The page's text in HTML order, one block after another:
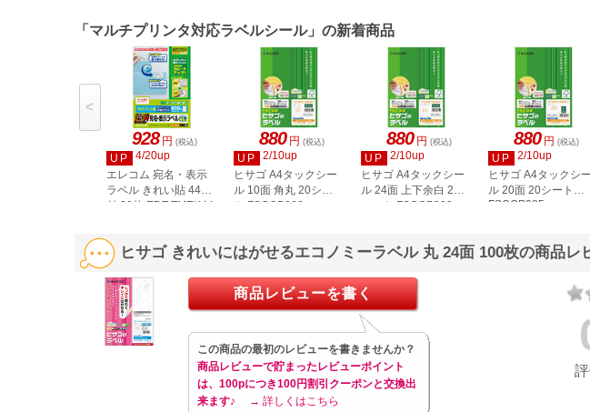
「マルチプリンタ対応ラベルシール」の新着商品
928 円 (税込)
UP
4/20up
エレコム 宛名・表示
ラベル きれい貼 44面
付 20枚 EDT-TMEX44
880 円 (税込)
UP
2/10up
ヒサゴ A4タックシー
ル 10面 角丸 20シー
ト FSCOP868
880 円 (税込)
UP
2/10up
ヒサゴ A4タックシー
ル 24面 上下余白 20
シート FSCOP883
880 円 (税込)
UP
2/10up
ヒサゴ A4タックシー
ル 20面 20シート
FSCOP985
<
ヒサゴ きれいにはがせるエコノミーラベル 丸 24面 100枚の商品レ
商品レビューを書く
この商品の最初のレビューを書きませんか？
商品レビューで貯まったレビューポイント
は、100pにつき100円割引クーポンと交換出
来ます♪
→ 詳しくはこちら